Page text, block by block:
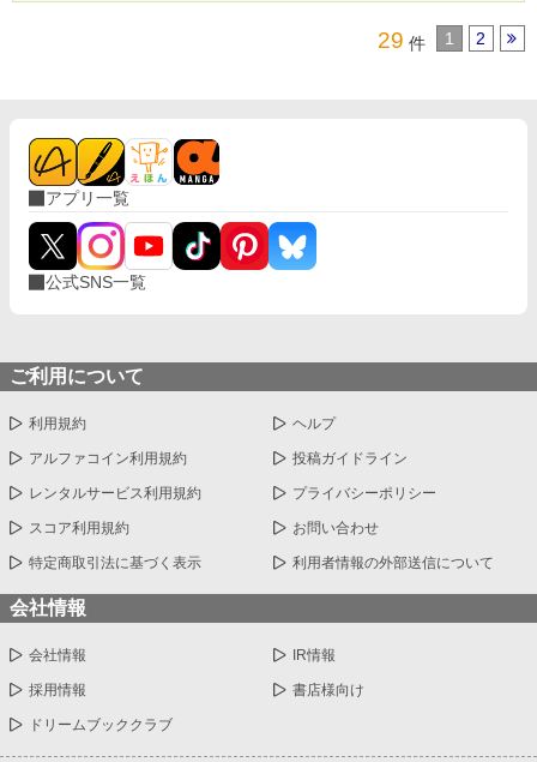
29 件 1 2
アプリ一覧
公式SNS一覧
ご利用について
利用規約 ヘルプ
アルファコイン利用規約 投稿ガイドライン
レンタルサービス利用規約 プライバシーポリシー
スコア利用規約 お問い合わせ
特定商取引法に基づく表示 利用者情報の外部送信について
会社情報
会社情報 IR情報
採用情報 書店様向け
ドリームブッククラブ